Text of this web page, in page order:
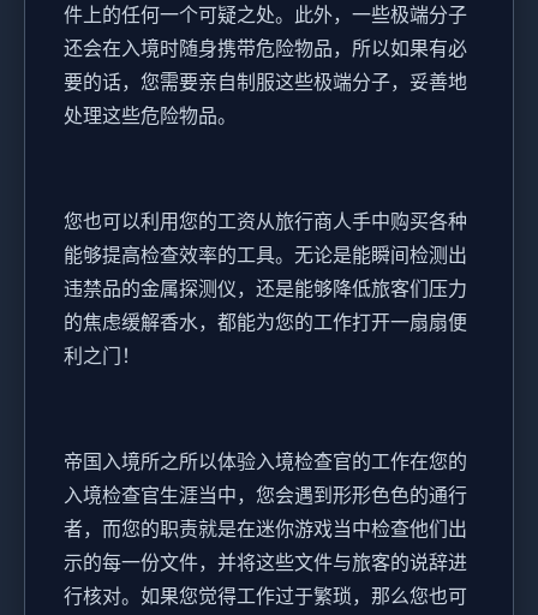
件上的任何一个可疑之处。此外，一些极端分子
还会在入境时随身携带危险物品，所以如果有必
要的话，您需要亲自制服这些极端分子，妥善地
处理这些危险物品。
您也可以利用您的工资从旅行商人手中购买各种
能够提高检查效率的工具。无论是能瞬间检测出
违禁品的金属探测仪，还是能够降低旅客们压力
的焦虑缓解香水，都能为您的工作打开一扇扇便
利之门！
帝国入境所之所以体验入境检查官的工作在您的
入境检查官生涯当中，您会遇到形形色色的通行
者，而您的职责就是在迷你游戏当中检查他们出
示的每一份文件，并将这些文件与旅客的说辞进
行核对。如果您觉得工作过于繁琐，那么您也可